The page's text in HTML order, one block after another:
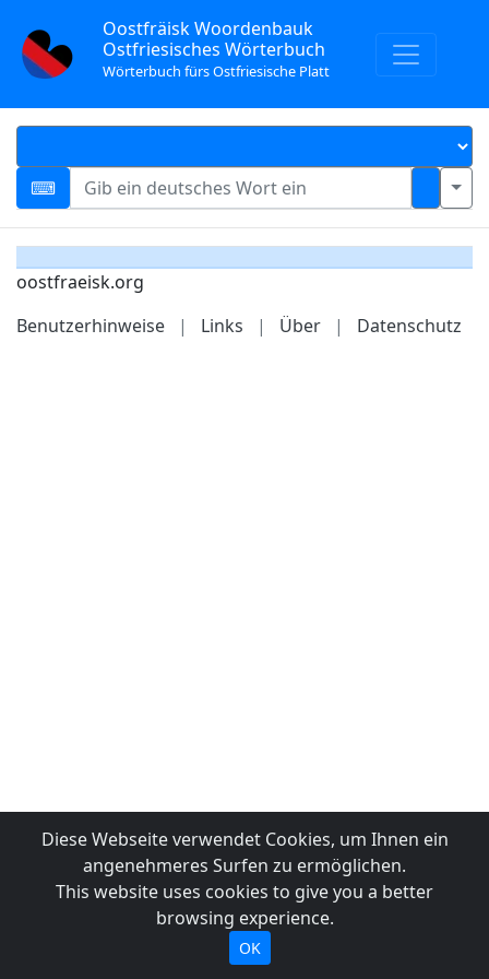
Oostfräisk Woordenbauk
Ostfriesisches Wörterbuch
Wörterbuch fürs Ostfriesische Platt
oostfraeisk.org
Benutzerhinweise
| Links | Über | Datenschutz
Diese Webseite verwendet Cookies, um Ihnen ein
angenehmeres Surfen zu ermöglichen.
This website uses cookies to give you a better
browsing experience.
OK